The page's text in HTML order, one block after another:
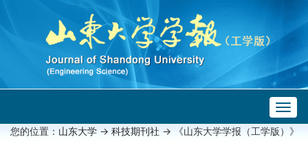
您的位置： 山东大学 -> 科技期刊社 -> 《山东大学学报（工学版）》